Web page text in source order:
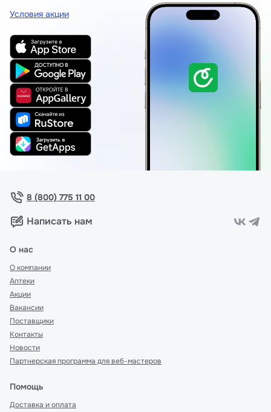
Условия акции
8 (800) 775 11 00
Написать нам
О нас
О компании
Аптеки
Акции
Вакансии
Поставщики
Контакты
Новости
Партнерская программа для веб-мастеров
Помощь
Доставка и оплата